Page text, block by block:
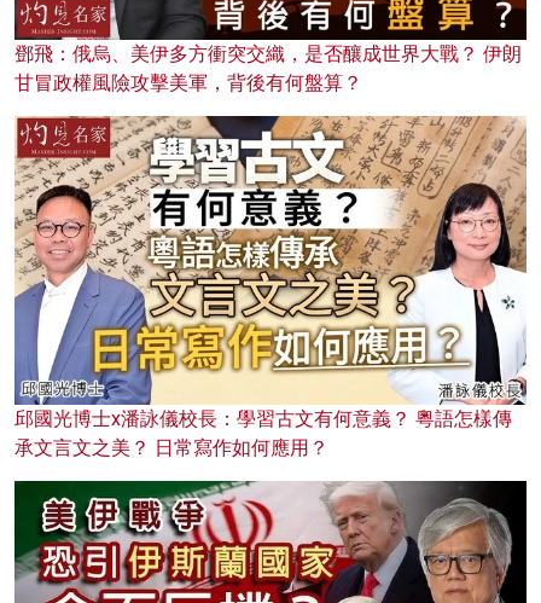
鄧飛：俄烏、美伊多方衝突交織，是否釀成世界大戰？ 伊朗
甘冒政權風險攻擊美軍，背後有何盤算？
邱國光博士x潘詠儀校長：學習古文有何意義？ 粵語怎樣傳
承文言文之美？ 日常寫作如何應用？